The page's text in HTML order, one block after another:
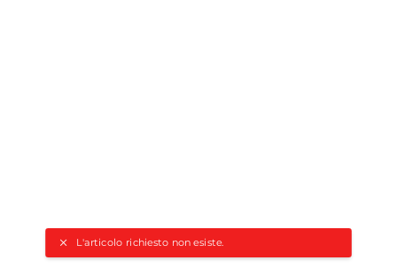
L'articolo richiesto non esiste.